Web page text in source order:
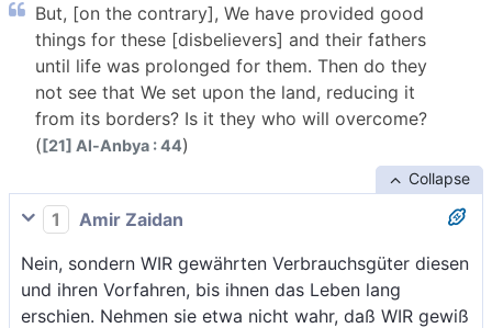
But, [on the contrary], We have provided good
things for these [disbelievers] and their fathers
until life was prolonged for them. Then do they
not see that We set upon the land, reducing it
from its borders? Is it they who will overcome?
([21] Al-Anbya : 44)
Collapse
1
Amir Zaidan
Nein, sondern WIR gewährten Verbrauchsgüter diesen
und ihren Vorfahren, bis ihnen das Leben lang
erschien. Nehmen sie etwa nicht wahr, daß WIR gewiß